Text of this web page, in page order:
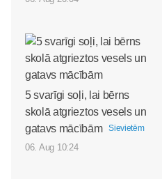
5 svarīgi soļi, lai bērns
skolā atgrieztos vesels un
gatavs mācībām
Sievietēm
06. Aug 10:24